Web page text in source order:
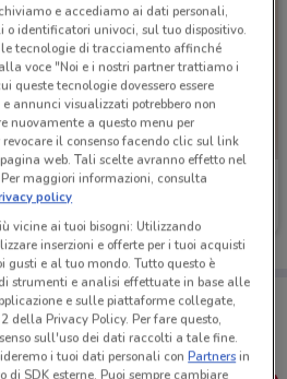
m
Ferplast
Scade il 31/12
sempre con te!
offerte dei negozi vicino a te,
la tua lista del risparmio, comodamente
e accediamo ai dati personali,
identificatori univoci, sul tuo dispositivo.
tecnologie di tracciamento affinché
voce "Noi e i nostri partner trattiamo i
queste tecnologie dovessero essere
annunci visualizzati potrebbero non
nuovamente a questo menu per
il consenso facendo clic sul link
web. Tali scelte avranno effetto nel
maggiori informazioni, consulta
policy
vicine ai tuoi bisogni: Utilizzando
inserzioni e offerte per i tuoi acquisti
e al tuo mondo. Tutto questo è
strumenti e analisi effettuate in base alle
e sulle piattaforme collegate,
della Privacy Policy. Per fare questo,
sull'uso dei dati raccolti a tale fine.
i tuoi dati personali conPartnersin
di SDK esterne. Puoi sempre cambiare